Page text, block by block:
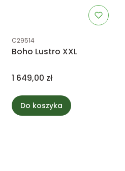
Kod produktu
C29514
Boho Lustro XXL
Cena
1 649,00 zł
Do koszyka